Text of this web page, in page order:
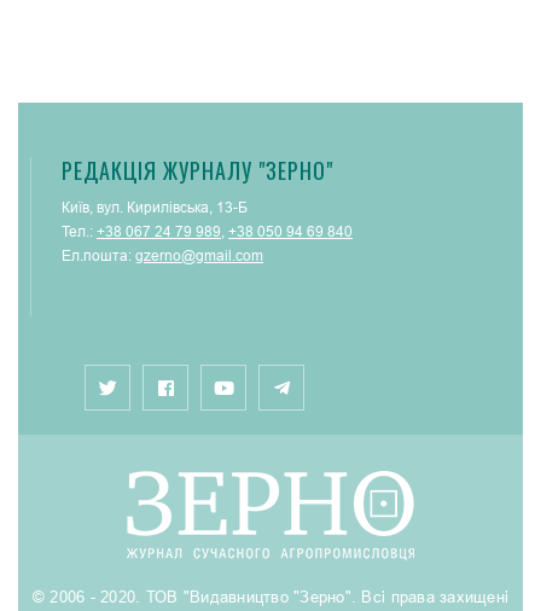
РЕДАКЦІЯ ЖУРНАЛУ "ЗЕРНО"
Київ, вул. Кирилівська, 13-Б
Тел.: +38 067 24 79 989, +38 050 94 69 840
Ел.пошта: gzerno@gmail.com
© 2006 - 2020. ТОВ "Видавництво "Зерно". Всі права захищені